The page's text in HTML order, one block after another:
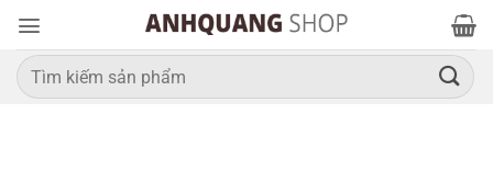
qua
nội
dung
Tìm
kiếm: